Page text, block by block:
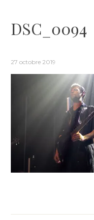
DSC_0094
27 octobre 2019